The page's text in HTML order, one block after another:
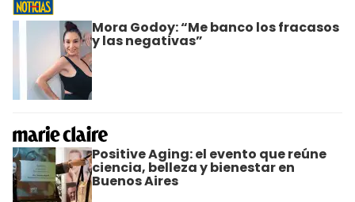
Mora Godoy: “Me banco los fracasos
y las negativas”
Positive Aging: el evento que reúne
ciencia, belleza y bienestar en
Buenos Aires